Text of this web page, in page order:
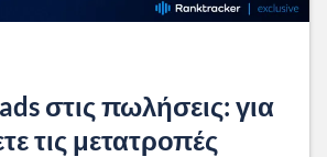
στις πωλήσεις: για
τις μετατροπές